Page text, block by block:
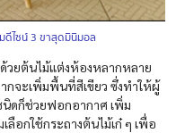
ดีไซน์ 3 ขาสุดมินิมอล
วยต้นไม้แต่งห้องหลากหลาย
กจะเพิ่มพื้นที่สีเขียว ซึ่งทำให้ผู้
ดก็ช่วยฟอกอากาศ เพิ่ม
อกใช้กระถางต้นไม้เก๋ ๆ เพื่อ